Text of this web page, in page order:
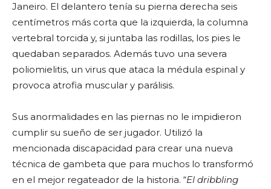
Janeiro. El delantero tenía su pierna derecha seis
centímetros más corta que la izquierda, la columna
vertebral torcida y, si juntaba las rodillas, los pies le
quedaban separados. Además tuvo una severa
poliomielitis, un virus que ataca la médula espinal y
provoca atrofia muscular y parálisis.
Sus anormalidades en las piernas no le impidieron
cumplir su sueño de ser jugador. Utilizó la
mencionada discapacidad para crear una nueva
técnica de gambeta que para muchos lo transformó
en el mejor regateador de la historia. “El dribbling